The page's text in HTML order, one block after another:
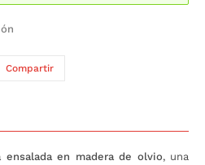
Compartir
en madera de olvio, una